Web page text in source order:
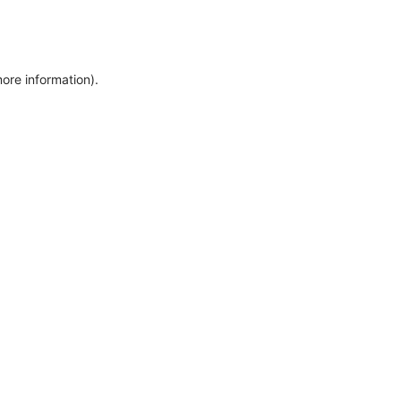
information).